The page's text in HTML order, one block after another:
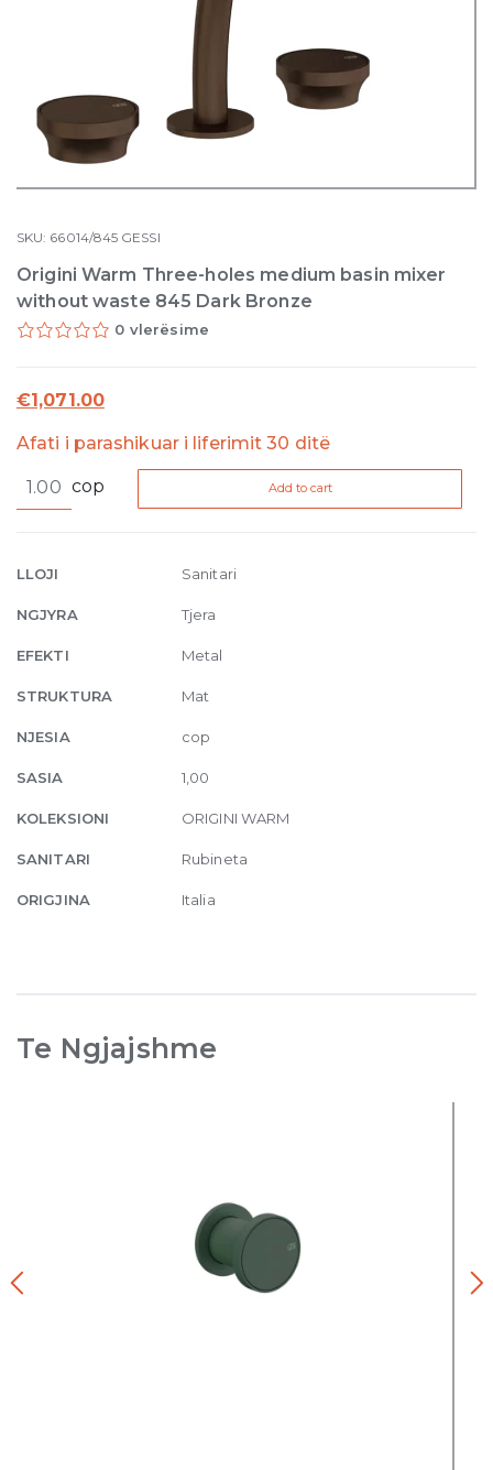
SKU: 66014/845 GESSI
Origini Warm Three-holes medium basin mixer
without waste 845 Dark Bronze
0 vlerësime
€1,071.00
Afati i parashikuar i liferimit 30 ditë
Warm
medium
mixer
without
845
Dark
quantity
cop Add to cart
LLOJI Sanitari
NGJYRA Tjera
EFEKTI Metal
STRUKTURA Mat
NJESIA cop
SASIA 1,00
KOLEKSIONI ORIGINI WARM
SANITARI Rubineta
ORIGJINA Italia
Te Ngjajshme